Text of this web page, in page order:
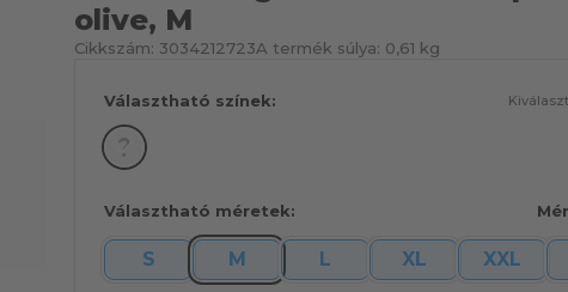
olive, M
Cikkszám: 3034212723A termék súlya: 0,61 kg
Választható színek:
Választható méretek:
S M L XL XXL